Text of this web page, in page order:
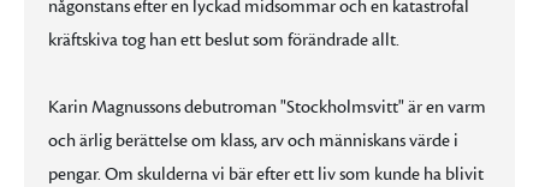
någonstans efter en lyckad midsommar och en katastrofal
kräftskiva tog han ett beslut som förändrade allt.
Karin Magnussons debutroman "Stockholmsvitt" är en varm
och ärlig berättelse om klass, arv och människans värde i
pengar. Om skulderna vi bär efter ett liv som kunde ha blivit